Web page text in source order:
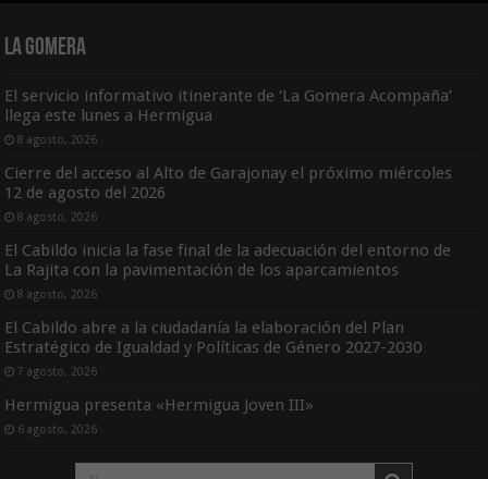
La Gomera
El servicio informativo itinerante de ‘La Gomera Acompaña’
llega este lunes a Hermigua
8 agosto, 2026
Cierre del acceso al Alto de Garajonay el próximo miércoles
12 de agosto del 2026
8 agosto, 2026
El Cabildo inicia la fase final de la adecuación del entorno de
La Rajita con la pavimentación de los aparcamientos
8 agosto, 2026
El Cabildo abre a la ciudadanía la elaboración del Plan
Estratégico de Igualdad y Políticas de Género 2027-2030
7 agosto, 2026
Hermigua presenta «Hermigua Joven III»
6 agosto, 2026